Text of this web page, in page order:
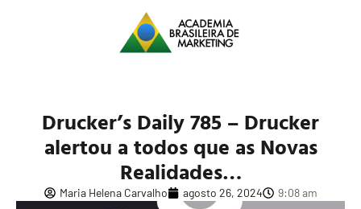
Drucker’s Daily 785 – Drucker
alertou a todos que as Novas
Realidades…
Maria Helena Carvalho agosto 26, 2024 9:08 am